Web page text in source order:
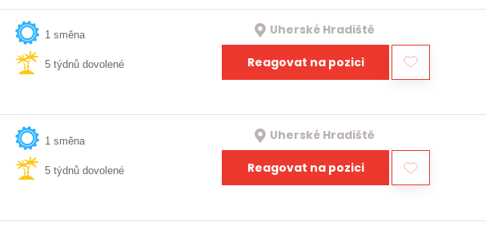
1 směna
5 týdnů dovolené
Uherské Hradiště
Reagovat na pozici
1 směna
5 týdnů dovolené
Uherské Hradiště
Reagovat na pozici